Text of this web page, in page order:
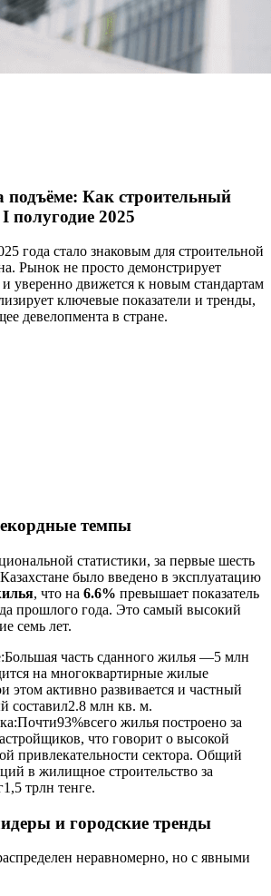
Как строительный
полугодие 2025
года стало знаковым для строительной
Рынок не просто демонстрирует
уверенно движется к новым стандартам
ключевые показатели и тренды,
девелопмента в стране.
темпы
статистики, за первые шесть
было введено в эксплуатацию
, что на 6.6% превышает показатель
прошлого года. Это самый высокий
семь лет.
часть сданного жилья —5 млн
на многоквартирные жилые
этом активно развивается и частный
составил2.8 млн кв. м.
жилья построено за
что говорит о высокой
привлекательности сектора. Общий
в жилищное строительство за
трлн тенге.
и городские тренды
неравномерно, но с явными